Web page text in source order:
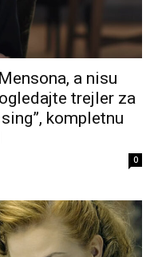
a nisu
trejler za
kompletnu
0